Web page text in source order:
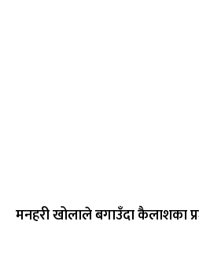
मनहरी खोलाले बगाउँदा कैलाशका